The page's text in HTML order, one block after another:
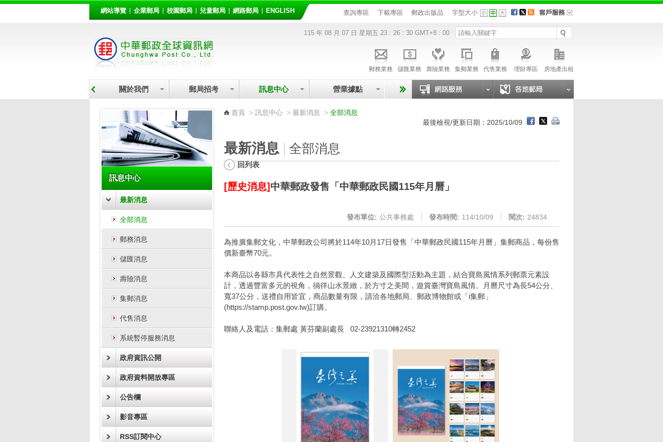
網站導覽 企業郵局 校園郵局 兒童郵局 網路郵局 ENGLISH 查詢專區 下載專區 郵政出版品 字型大小
115 年 08 月 07 日 星期五 23 : 26 : 31 GMT+8 : 00
郵務業務 儲匯業務 壽險業務 集郵業務 代售業務 理財專區 房地產出租
關於我們 郵局招考 訊息中心
營業據點
訊息中心
最新消息
全部消息
郵務消息
儲匯消息
壽險消息
集郵消息
代售消息
系統暫停服務消息
政府資訊公開
政府資料開放專區
公告欄
影音專區
RSS訂閱中心
首頁 > 訊息中心 > 最新消息 > 全部消息
最後檢視/更新日期：2025/10/09
最新消息 全部消息
回列表
[歷史消息] 中華郵政發售「中華郵政民國115年月曆」
發布單位: 公共事務處 發布時間: 114/10/09 閱次: 24834
為推廣集郵文化，中華郵政公司將於114年10月17日發售「中華郵政民國115年月曆」集郵商品，每份售
價新臺幣70元。
本商品以各縣市具代表性之自然景觀、人文建築及國際型活動為主題，結合寶島風情系列郵票元素設
計，透過豐富多元的視角，徜徉山水景緻，於方寸之美間，遊賞臺灣寶島風情。月曆尺寸為長54公分、
寬37公分，送禮自用皆宜，商品數量有限，請洽各地郵局、郵政博物館或「i集郵」
(https://stamp.post.gov.tw)訂購。
聯絡人及電話：集郵處 黃芬蘭副處長 02-23921310轉2452